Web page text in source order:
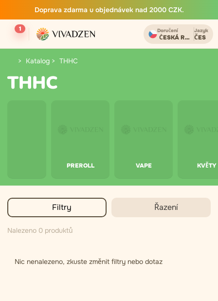
Doprava zdarma u objednávek nad 2000 CZK.
1 Doručení
ČESKÁ REPUBLIKA
Jazyk
ČES
Katalog THHC
THHC
PREROLL VAPE KVĚTY
Filtry Řazení
Nalezeno 0 produktů
Nic nenalezeno, zkuste změnit filtry nebo dotaz